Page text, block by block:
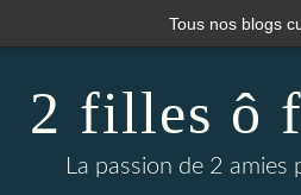
Tous nos blogs
2 filles ô
La passion de 2 amies